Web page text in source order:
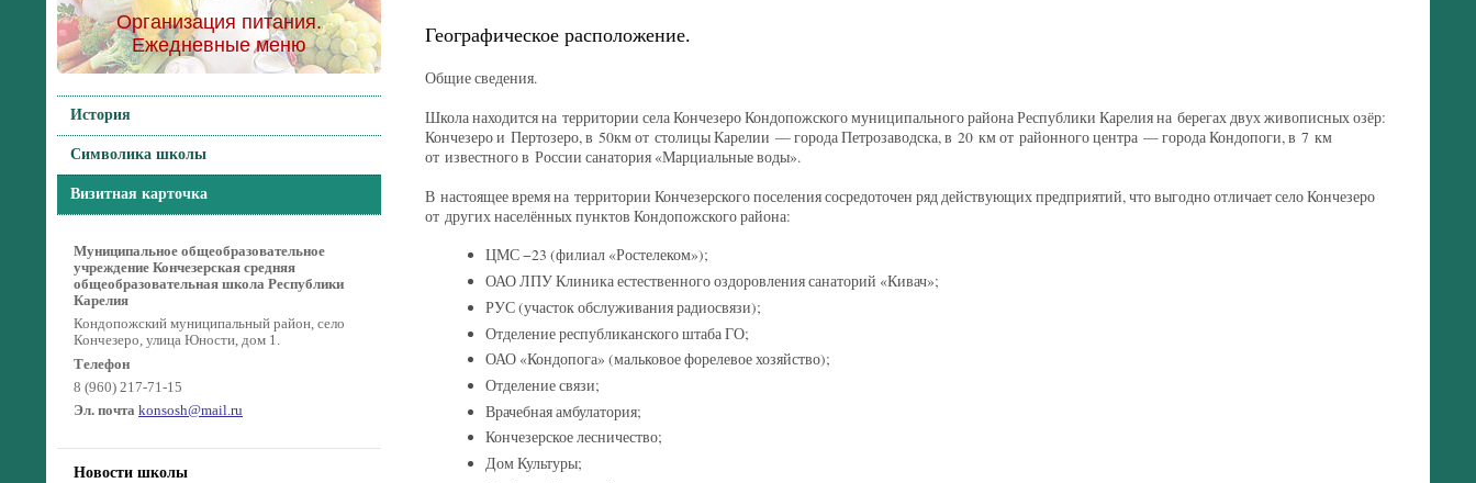
Организация питания.
Ежедневные меню
История
Символика школы
Визитная карточка
Муниципальное общеобразовательное
учреждение Кончезерская средняя
общеобразовательная школа Республики
Карелия
Кондопожский муниципальный район, село
Кончезеро, улица Юности, дом 1.
Телефон
8 (960) 217-71-15
Эл. почта konsosh@mail.ru
Новости школы
Географическое расположение.
Общие сведения.
Школа находится на территории села Кончезеро Кондопожского муниципального района Республики Карелия на берегах двух живописных озёр:
Кончезеро и Пертозеро, в 50км от столицы Карелии — города Петрозаводска, в 20 км от районного центра — города Кондопоги, в 7 км
от известного в России санатория «Марциальные воды».
В настоящее время на территории Кончезерского поселения сосредоточен ряд действующих предприятий, что выгодно отличает село Кончезеро
от других населённых пунктов Кондопожского района:
ЦМС −23 (филиал «Ростелеком»);
ОАО ЛПУ Клиника естественного оздоровления санаторий «Кивач»;
РУС (участок обслуживания радиосвязи);
Отделение республиканского штаба ГО;
ОАО «Кондопога» (мальковое форелевое хозяйство);
Отделение связи;
Врачебная амбулатория;
Кончезерское лесничество;
Дом Культуры;